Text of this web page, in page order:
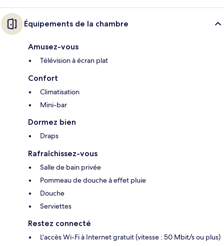
Équipements de la chambre
Amusez-vous
Télévision à écran plat
Confort
Climatisation
Mini-bar
Dormez bien
Draps
Rafraîchissez-vous
Salle de bain privée
Pommeau de douche à effet pluie
Douche
Serviettes
Restez connecté
L'accès Wi-Fi à Internet gratuit (vitesse : 50 Mbit/s ou plus)